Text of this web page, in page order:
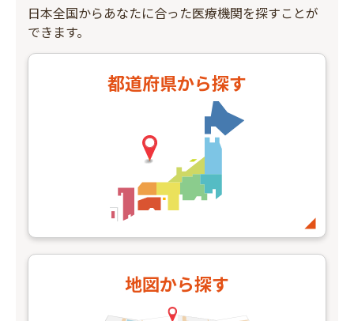
日本全国からあなたに合った医療機関を探すことが
できます。
都道府県から探す
地図から探す